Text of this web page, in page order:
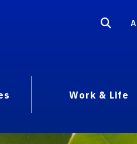
Work & Life